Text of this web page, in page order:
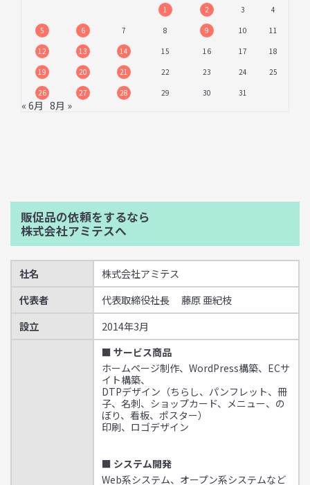
1
2 3
4
5
6 7 8 9 10
11
12
13 14 15 16 17
18
19
20 21 22 23 24
25
26
27 28 29 30 31
« 6月 8月 »
販促品の依頼をするなら
株式会社アミテスへ
社名
株式会社アミテス
代表者
代表取締役社長 藤原 亜紀枝
設立
2014年3月
■ サービス商品
ホームページ制作、WordPress構築、ECサ
イト構築、
DTPデザイン（ちらし、パンフレット、冊
子、名刺、ショップカード、メニュー、の
ぼり、看板、ポスター）
印刷、ロゴデザイン
■ システム開発
Web系システム、オープン系システムなど